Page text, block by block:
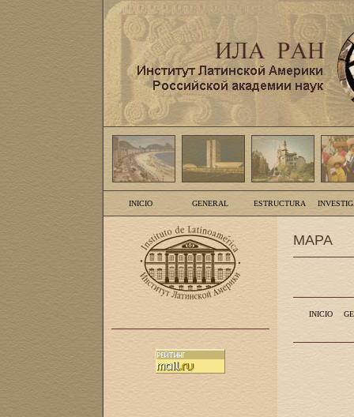
INICIO GENERAL ESTRUCTURA
MAPA
INICIO